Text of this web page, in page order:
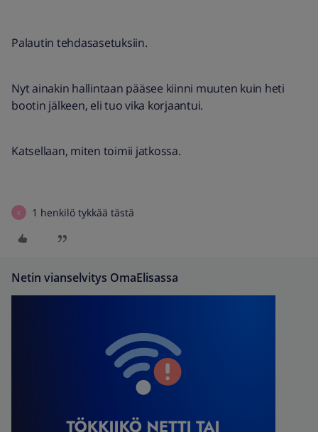
Palautin tehdasasetuksiin.
Nyt ainakin hallintaan pääsee kiinni muuten kuin heti
bootin jälkeen, eli tuo vika korjaantui.
Katsellaan, miten toimii jatkossa.
K 1 henkilö tykkää tästä
Netin vianselvitys OmaElisassa